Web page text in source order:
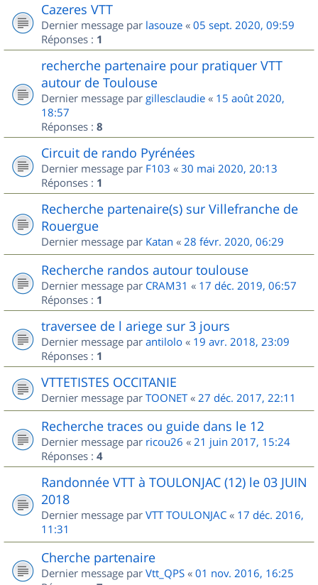
Cazeres VTT
Dernier message par lasouze « 05 sept. 2020, 09:59
Réponses : 1
recherche partenaire pour pratiquer VTT
autour de Toulouse
Dernier message par gillesclaudie « 15 août 2020,
18:57
Réponses : 8
Circuit de rando Pyrénées
Dernier message par F103 « 30 mai 2020, 20:13
Réponses : 1
Recherche partenaire(s) sur Villefranche de
Rouergue
Dernier message par Katan « 28 févr. 2020, 06:29
Recherche randos autour toulouse
Dernier message par CRAM31 « 17 déc. 2019, 06:57
Réponses : 1
traversee de l ariege sur 3 jours
Dernier message par antilolo « 19 avr. 2018, 23:09
Réponses : 1
VTTETISTES OCCITANIE
Dernier message par TOONET« 27 déc. 2017, 22:11
Recherche traces ou guide dans le 12
Dernier message par ricou26 « 21 juin 2017, 15:24
Réponses : 4
Randonnée VTT à TOULONJAC (12) le 03 JUIN
2018
Dernier message par VTT TOULONJAC « 17 déc. 2016,
11:31
Cherche partenaire
Dernier message par Vtt_QPS « 01 nov. 2016, 16:25